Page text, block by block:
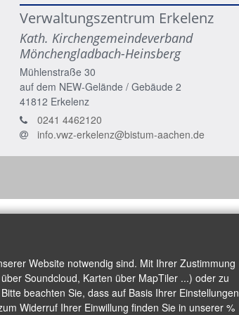
Verwaltungszentrum Erkelenz
Kath. Kirchengemeindeverband
Mönchengladbach-Heinsberg
Mühlenstraße 30
auf dem NEW-Gelände / Gebäude 2
41812 Erkelenz
0241 4462120
info.vwz-erkelenz@bistum-aachen.de
Website notwendig sind. Mit Ihrer Zustimmung
Soundcloud, Karten über MapTiler ...) oder zu
beachten Sie, dass auf Basis Ihrer Einstellungen
Widerruf Ihrer Einwillung finden Sie in unserer %